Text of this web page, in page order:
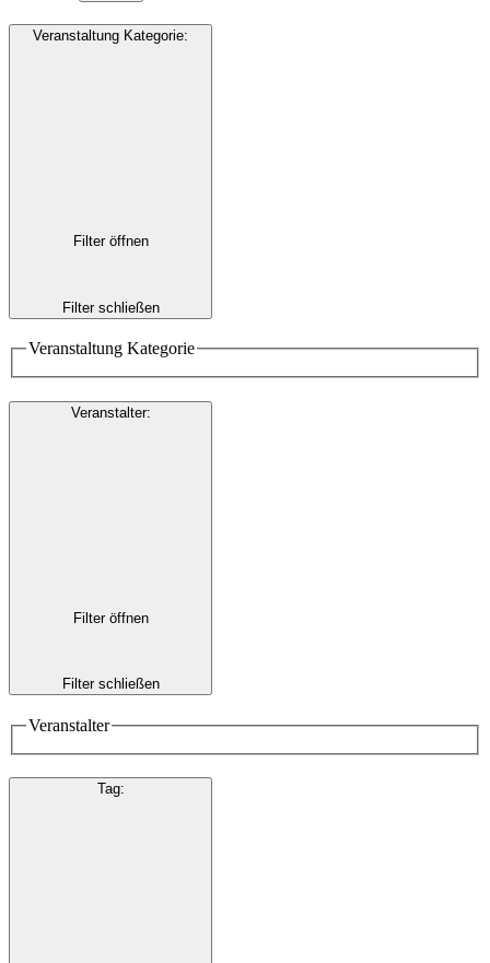
Veranstaltung Kategorie:
Filter öffnen
Filter schließen
Veranstaltung Kategorie
Veranstalter:
Filter öffnen
Filter schließen
Veranstalter
Tag: